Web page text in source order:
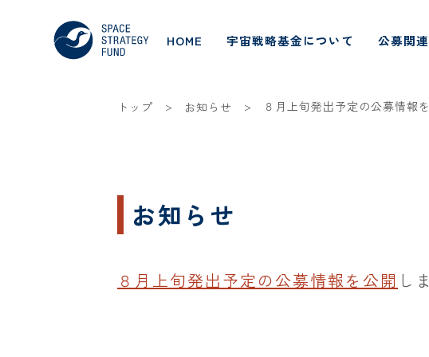
HOME 宇宙戦略基金について 公募関
トップ > お知らせ > ８月上旬発出予定の公募情報
お知らせ
８月上旬発出予定の公募情報を公開 し